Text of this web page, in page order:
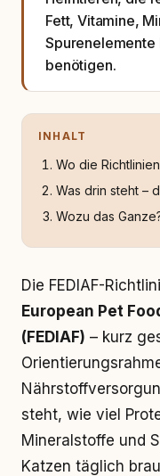
Fett, Vitamine,
Spurenelemente
benötigen.
INHALT
Wo die
Was drin steht –
Wozu das
Die FEDIAF-
European Pet
(FEDIAF) – kurz
steht, wie viel
Mineralstoffe und
Katzen täglich